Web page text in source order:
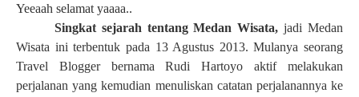
Yeeaah selamat yaaaa..
Singkat sejarah tentang Medan Wisata,jadi Medan
Wisata ini terbentuk pada 13 Agustus 2013. Mulanya seorang
Travel Blogger bernama Rudi Hartoyo aktif melakukan
perjalanan yang kemudian menuliskan catatan perjalanannya ke